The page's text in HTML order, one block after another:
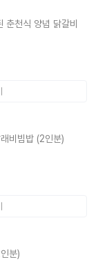
춘천식 양념 닭갈비
비빔밥 (2인분)
분)